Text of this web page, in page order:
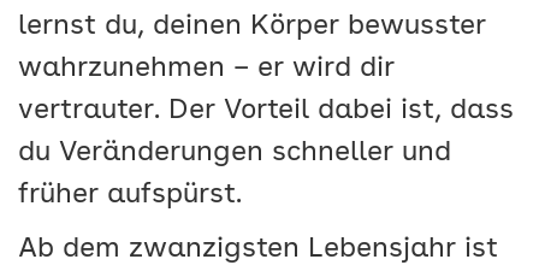
lernst du, deinen Körper bewusster
wahrzunehmen – er wird dir
vertrauter. Der Vorteil dabei ist, dass
du Veränderungen schneller und
früher aufspürst.
Ab dem zwanzigsten Lebensjahr ist